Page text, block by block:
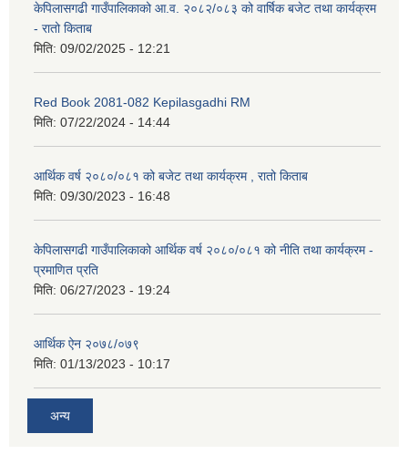
केपिलासगढी गाउँपालिकाको आ.व. २०८२/०८३ को वार्षिक बजेट तथा कार्यक्रम
- रातो किताब
मिति: 09/02/2025 - 12:21
Red Book 2081-082 Kepilasgadhi RM
मिति: 07/22/2024 - 14:44
आर्थिक वर्ष २०८०/०८१ को बजेट तथा कार्यक्रम , रातो किताब
मिति: 09/30/2023 - 16:48
केपिलासगढी गाउँपालिकाको आर्थिक वर्ष २०८०/०८१ को नीति तथा कार्यक्रम -
प्रमाणित प्रति
मिति: 06/27/2023 - 19:24
आर्थिक ऐन २०७८/०७९
मिति: 01/13/2023 - 10:17
अन्य